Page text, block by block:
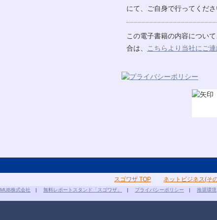
にて、ご自身で行ってくだ
この電子書籍の内容につい
合は、
こちらより当社にご連
スゴワザ TOP ネットビジネス(そ
MUB株式会社 無料レポートスタンド「スゴワザ」 プライバシーポリシー 推奨環境